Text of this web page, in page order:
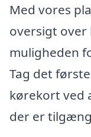
Med vores
oversigt over
muligheden
Tag det
kørekort ved
der er